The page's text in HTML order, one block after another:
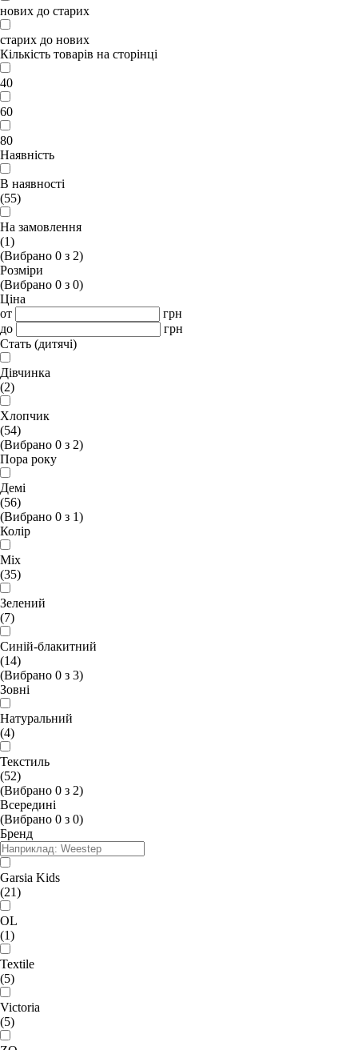
нових до старих
старих до нових
Кількість товарів на сторінці
40
60
80
Наявність
В наявності
(55)
На замовлення
(1)
(Вибрано 0 з 2)
Розміри
(Вибрано 0 з 0)
Ціна
от
грн
до
грн
Стать (дитячі)
Дівчинка
(2)
Хлопчик
(54)
(Вибрано 0 з 2)
Пора року
Демі
(56)
(Вибрано 0 з 1)
Колір
Mix
(35)
Зелений
(7)
Синій-блакитний
(14)
(Вибрано 0 з 3)
Зовні
Натуральний
(4)
Текстиль
(52)
(Вибрано 0 з 2)
Всередині
(Вибрано 0 з 0)
Бренд
Garsia Kids
(21)
OL
(1)
Textile
(5)
Victoria
(5)